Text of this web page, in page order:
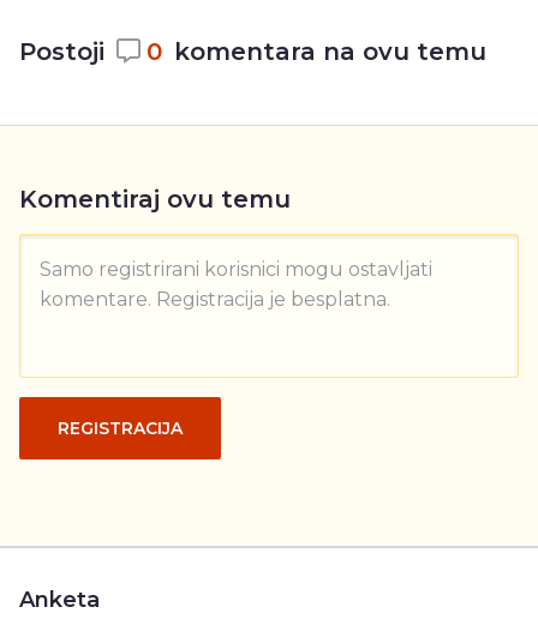
Postoji 0 komentara na ovu temu
Komentiraj ovu temu
Samo registrirani korisnici mogu ostavljati
komentare. Registracija je besplatna.
REGISTRACIJA
Anketa